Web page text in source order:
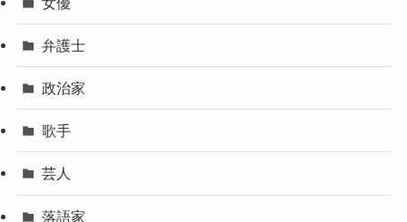
弁護士
政治家
歌手
芸人
落語家